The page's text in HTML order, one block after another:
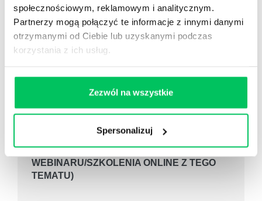
społecznościowym, reklamowym i analitycznym.
Partnerzy mogą połączyć te informacje z innymi danymi
otrzymanymi od Ciebie lub uzyskanymi podczas
korzystania z ich usług.
Zezwól na wszystkie
Spersonalizuj
szkolenie na zamówienie/szkolenie
zamknięte
Celem szkolenia dla pracowników kontroli
narzędziach procesowych pozwalających
stworzyć skuteczny system zapewnienia
organizacyjnej w modelu TQM.
(MOŻLIWOŚĆ REALIZACJI
WEBINARU/SZKOLENIA ONLINE Z TEGO
TEMATU)